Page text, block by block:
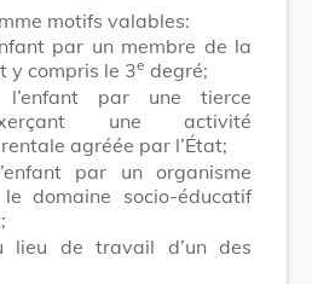
motifs valables:
par un membre de la
y compris le 3e degré;
par une tierce
une activité
agréée par l’État;
par un organisme
domaine socio-éducatif
lieu de travail d’un des